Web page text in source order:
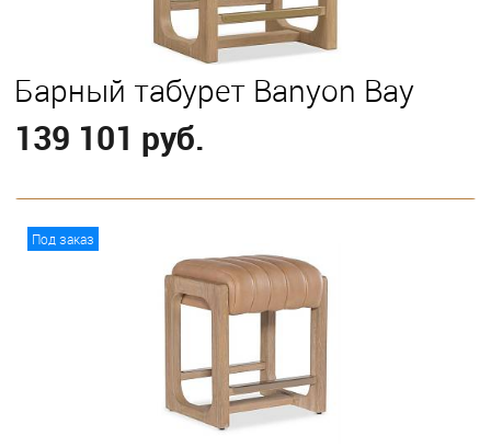
Барный табурет Banyon Bay
139 101 руб.
Под заказ